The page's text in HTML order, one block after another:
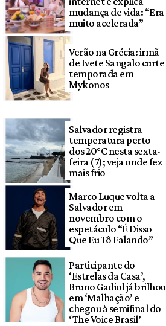
mudança de vida: “Era
muito acelerada”
Verão na Grécia: irmã
de Ivete Sangalo curte
temporada em
Mykonos
Salvador registra
temperatura perto
dos 20°C nesta sexta-
feira (7); veja onde fez
mais frio
Marco Luque volta a
Salvador em
novembro com o
espetáculo “É Disso
Que Eu Tô Falando”
Participante do
‘Estrelas da Casa’,
Bruno Gadiol já brilhou
em ‘Malhação’ e
chegou à semifinal do
‘The Voice Brasil’